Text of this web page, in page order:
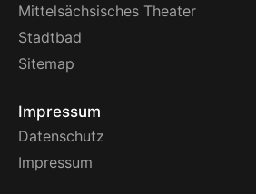
Mittelsächsisches Theater
Stadtbad
Sitemap
Impressum
Datenschutz
Impressum